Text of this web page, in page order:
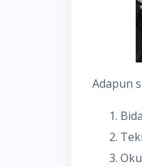
Adapun